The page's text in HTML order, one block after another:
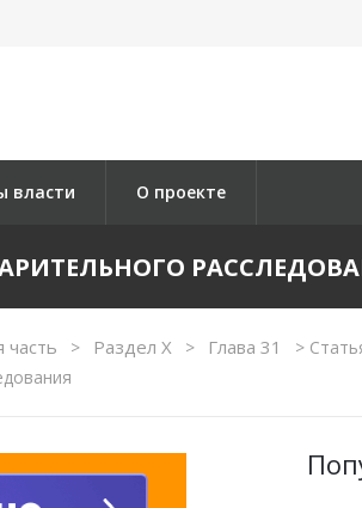
власти О проекте
часть > Раздел X > Глава 31 >